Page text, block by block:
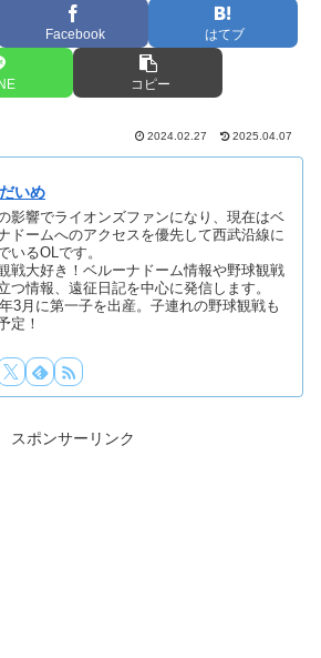
Facebook はてブ
コピー
2024.02.27 2025.04.07
いめ
影響でライオンズファンになり、現在はベ
ドームへのアクセスを優先して西武沿線に
いるOLです。
戦大好き！ベルーナドーム情報や野球観戦
つ情報、遠征日記を中心に発信します。
3月に第一子を出産。子連れの野球観戦も
定！
スポンサーリンク